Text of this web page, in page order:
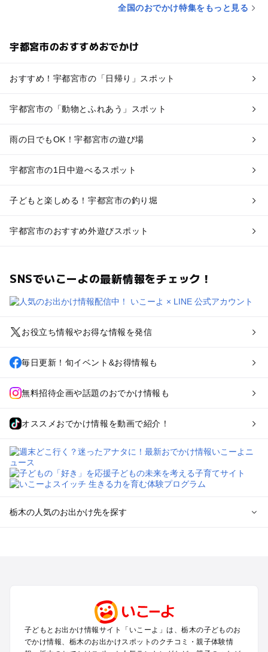
全国のおでかけ特集をもっと見る
宇都宮市のおすすめおでかけ
おすすめ！宇都宮市の「日帰り」スポット
宇都宮市の「動物とふれあう」スポット
雨の日でもOK！宇都宮市の遊び場
宇都宮市の1日中遊べるスポット
子どもと楽しめる！宇都宮市の釣り堀
宇都宮市のおすすめ外遊びスポット
SNSでいこーよの最新情報をチェック！
お役立ち情報やお得な情報を発信
毎日更新！旬イベント&お得情報も
無料招待企画や話題のおでかけ情報も
オススメおでかけ情報を動画で紹介！
栃木の人気のお出かけ先を探す
小山・栃木・鹿沼周辺のプールお出かけ
熊谷・太田・足利・古河のプールお出かけ
塩原・矢板・大田原・西那須野のプールお出かけ
鬼怒川・川治・湯西川・川俣のプールお出かけ
子どもとお出かけ情報サイト「いこーよ」は、栃木の子どものお
でかけ情報、栃木のお出かけスポットのクチコミ・親子体験情